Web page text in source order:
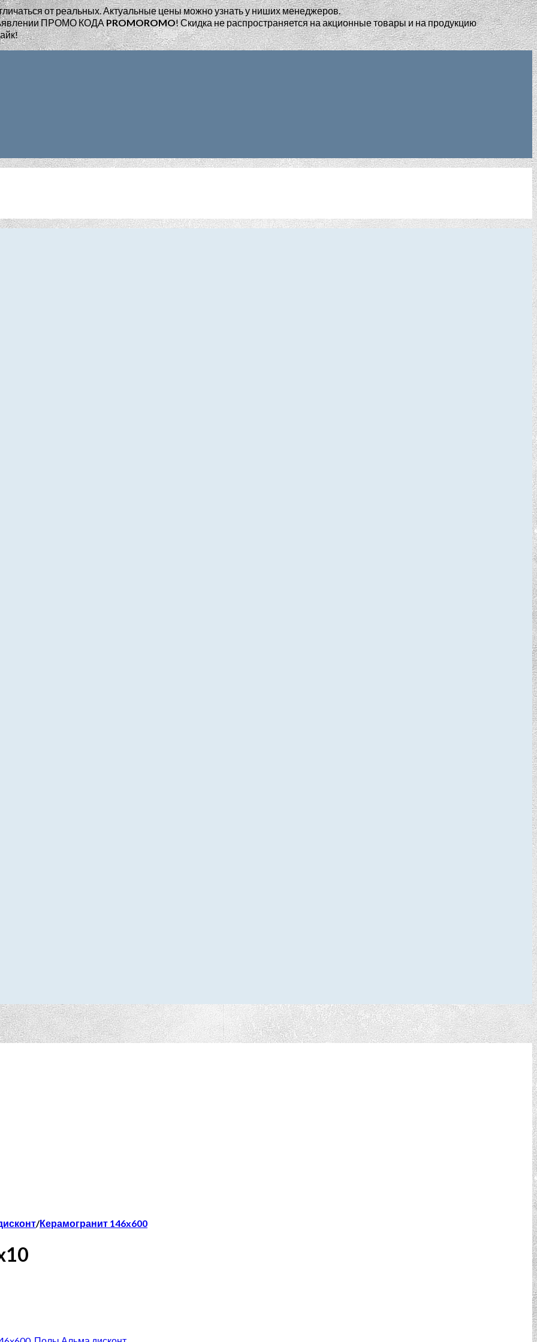
от реальных. Актуальные цены можно узнать у ниших менеджеров.
ПРОМО КОДАPROMOROMO!Скидка не распространяется на акционные товары и на продукцию
/Керамогранит 146x600